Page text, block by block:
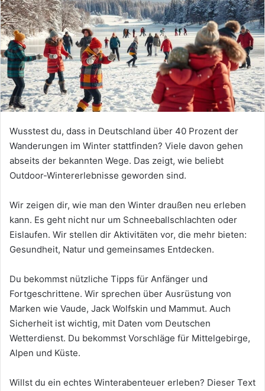
Wusstest du, dass in Deutschland über 40 Prozent der
Wanderungen im Winter stattfinden? Viele davon gehen
abseits der bekannten Wege. Das zeigt, wie beliebt
Outdoor-Wintererlebnisse geworden sind.
Wir zeigen dir, wie man den Winter draußen neu erleben
kann. Es geht nicht nur um Schneeballschlachten oder
Eislaufen. Wir stellen dir Aktivitäten vor, die mehr bieten:
Gesundheit, Natur und gemeinsames Entdecken.
Du bekommst nützliche Tipps für Anfänger und
Fortgeschrittene. Wir sprechen über Ausrüstung von
Marken wie Vaude, Jack Wolfskin und Mammut. Auch
Sicherheit ist wichtig, mit Daten vom Deutschen
Wetterdienst. Du bekommst Vorschläge für Mittelgebirge,
Alpen und Küste.
Willst du ein echtes Winterabenteuer erleben? Dieser Text